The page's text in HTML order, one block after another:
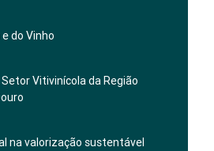
do Vinho
Setor Vitivinícola da Região
na valorização sustentável